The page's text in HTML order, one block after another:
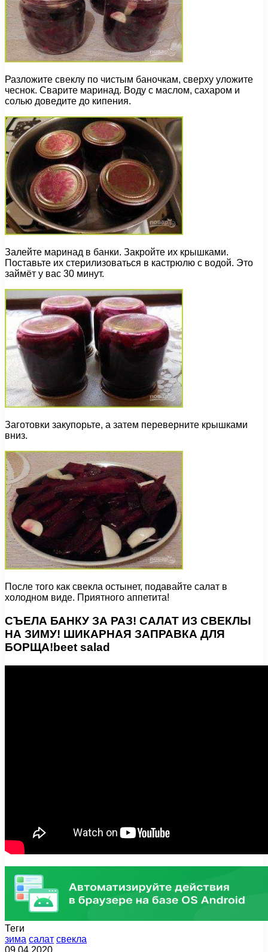
Разложите свеклу по чистым баночкам, сверху уложите
чеснок. Сварите маринад. Воду с маслом, сахаром и
солью доведите до кипения.
Залейте маринад в банки. Закройте их крышками.
Поставьте их стерилизоваться в кастрюлю с водой. Это
займёт у вас 30 минут.
Заготовки закупорьте, а затем переверните крышками
вниз.
После того как свекла остынет, подавайте салат в
холодном виде. Приятного аппетита!
СЪЕЛА БАНКУ ЗА РАЗ! САЛАТ ИЗ СВЕКЛЫ
НА ЗИМУ! ШИКАРНАЯ ЗАПРАВКА ДЛЯ
БОРЩА!beet salad
Теги
зима салат свекла
09.04.2020